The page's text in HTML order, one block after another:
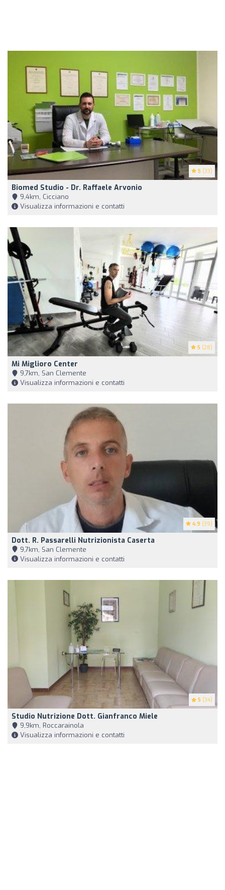
5 (33)
Biomed Studio - Dr. Raffaele Arvonio
9,4km, Cicciano
Visualizza informazioni e contatti
5 (28)
Mi Miglioro Center
9,7km, San Clemente
Visualizza informazioni e contatti
4.9 (39)
Dott. R. Passarelli Nutrizionista Caserta
9,7km, San Clemente
Visualizza informazioni e contatti
5 (34)
Studio Nutrizione Dott. Gianfranco Miele
9,9km, Roccarainola
Visualizza informazioni e contatti